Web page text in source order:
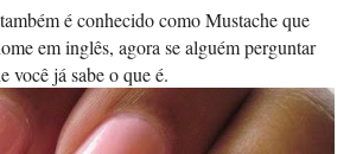
é conhecido como Mustache que
em inglês, agora se alguém perguntar
você já sabe o que é.